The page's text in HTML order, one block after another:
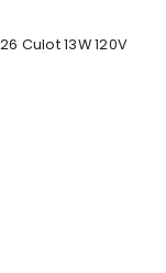
Culot 13W 120V